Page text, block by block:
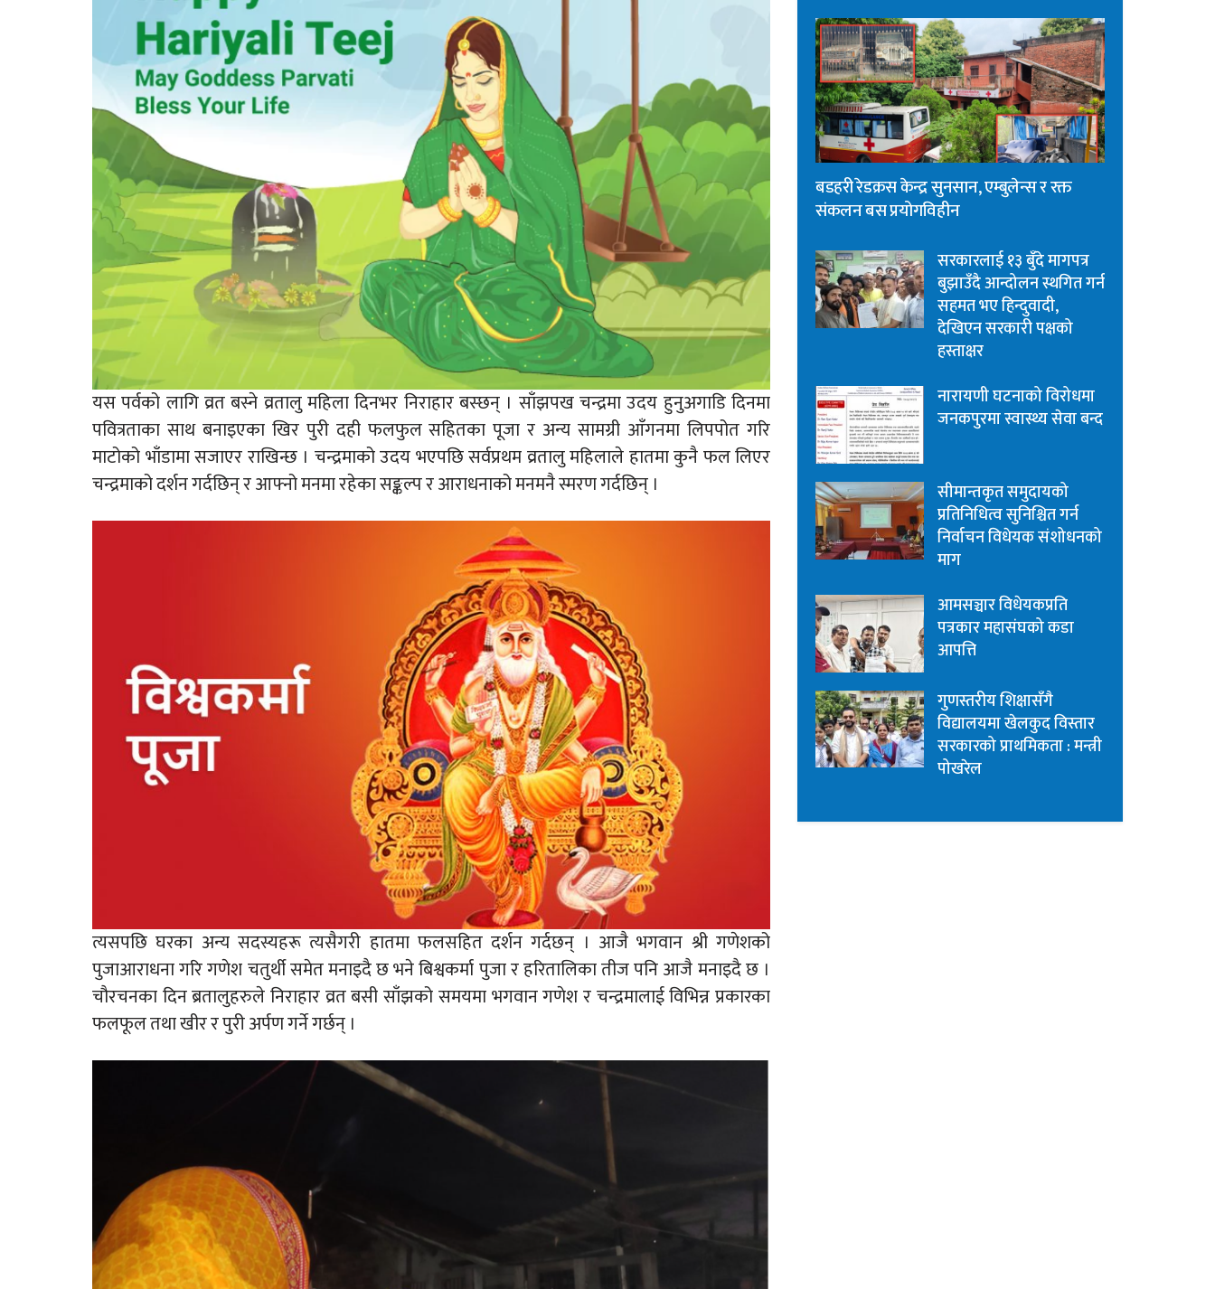
यस पर्वको लागि व्रत बस्ने व्रतालु महिला दिनभर निराहार बस्छन् । साँझपख चन्द्रमा उदय हुनुअगाडि दिनमा
पवित्रताका साथ बनाइएका खिर पुरी दही फलफुल सहितका पूजा र अन्य सामग्री आँगनमा लिपपोत गरि
माटोको भाँडामा सजाएर राखिन्छ । चन्द्रमाको उदय भएपछि सर्वप्रथम व्रतालु महिलाले हातमा कुनै फल लिएर
चन्द्रमाको दर्शन गर्दछिन् र आफ्नो मनमा रहेका सङ्कल्प र आराधनाको मनमनै स्मरण गर्दछिन् ।
त्यसपछि घरका अन्य सदस्यहरू त्यसैगरी हातमा फलसहित दर्शन गर्दछन् । आजै भगवान श्री गणेशको
पुजाआराधना गरि गणेश चतुर्थी समेत मनाइदै छ भने बिश्वकर्मा पुजा र हरितालिका तीज पनि आजै मनाइदै छ ।
चौरचनका दिन ब्रतालुहरुले निराहार व्रत बसी साँझको समयमा भगवान गणेश र चन्द्रमालाई विभिन्न प्रकारका
फलफूल तथा खीर र पुरी अर्पण गर्ने गर्छन् ।
बडहरी रेडक्रस केन्द्र सुनसान, एम्बुलेन्स र रक्त
संकलन बस प्रयोगविहीन
सरकारलाई १३ बुँदे मागपत्र
बुझाउँदै आन्दोलन स्थगित गर्न
सहमत भए हिन्दुवादी,
देखिएन सरकारी पक्षको
हस्ताक्षर
नारायणी घटनाको विरोधमा
जनकपुरमा स्वास्थ्य सेवा बन्द
सीमान्तकृत समुदायको
प्रतिनिधित्व सुनिश्चित गर्न
निर्वाचन विधेयक संशोधनको
माग
आमसञ्चार विधेयकप्रति
पत्रकार महासंघको कडा
आपत्ति
गुणस्तरीय शिक्षासँगै
विद्यालयमा खेलकुद विस्तार
सरकारको प्राथमिकता : मन्त्री
पोखरेल